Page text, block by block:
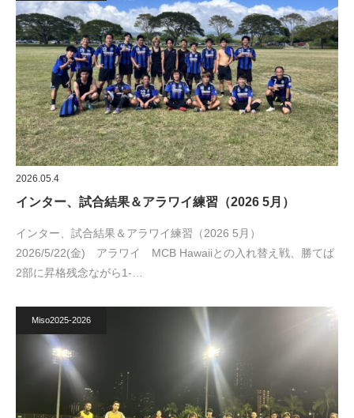
2026.05.4
インター、試合結果＆アラワイ練習（2026 5月）
インター、試合結果＆アラワイ練習（2026 5月）
2026/5/22(金) アラワイ MCB Hawaiiとの入れ替え戦、勝てば
2部に昇格残念ながら1-…
Miso2025-2026